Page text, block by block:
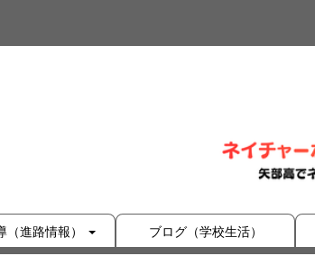
（進路情報） ブログ（学校生活）